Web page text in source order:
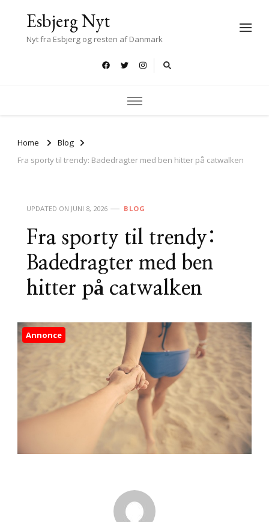
Esbjerg Nyt
Nyt fra Esbjerg og resten af Danmark
Home
Blog
Fra sporty til trendy: Badedragter med ben hitter på catwalken
UPDATED ON JUNI 8, 2026 BLOG
Fra sporty til trendy:
Badedragter med ben
hitter på catwalken
Annonce